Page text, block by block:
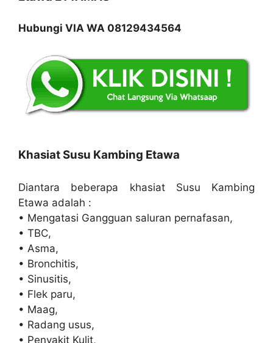
Hubungi VIA WA 08129434564
Khasiat Susu Kambing Etawa
Diantara beberapa khasiat Susu Kambing
Etawa adalah :
• Mengatasi Gangguan saluran pernafasan,
• TBC,
• Asma,
• Bronchitis,
• Sinusitis,
• Flek paru,
• Maag,
• Radang usus,
• Penyakit Kulit,